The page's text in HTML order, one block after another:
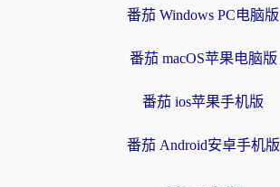
番茄 Windows PC电脑版
番茄 macOS苹果电脑版
番茄 ios苹果手机版
番茄 Android安卓手机版